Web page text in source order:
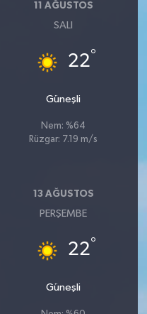
11 AĞUSTOS
SALI
22°
Güneşli
Nem: %64
Rüzgar: 7.19 m/s
13 AĞUSTOS
PERŞEMBE
22°
Güneşli